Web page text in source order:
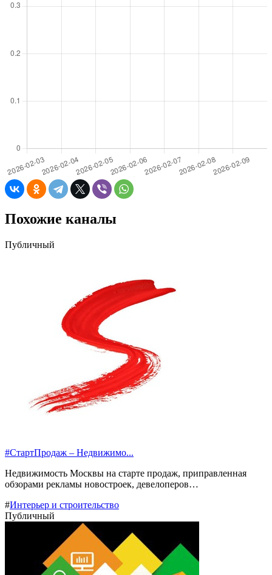
Похожие каналы
Публичный
#СтартПродаж – Недвижимо...
Недвижимость Москвы на старте продаж, приправленная
обзорами рекламы новостроек, девелоперов…
#Интерьер и строительство
Публичный